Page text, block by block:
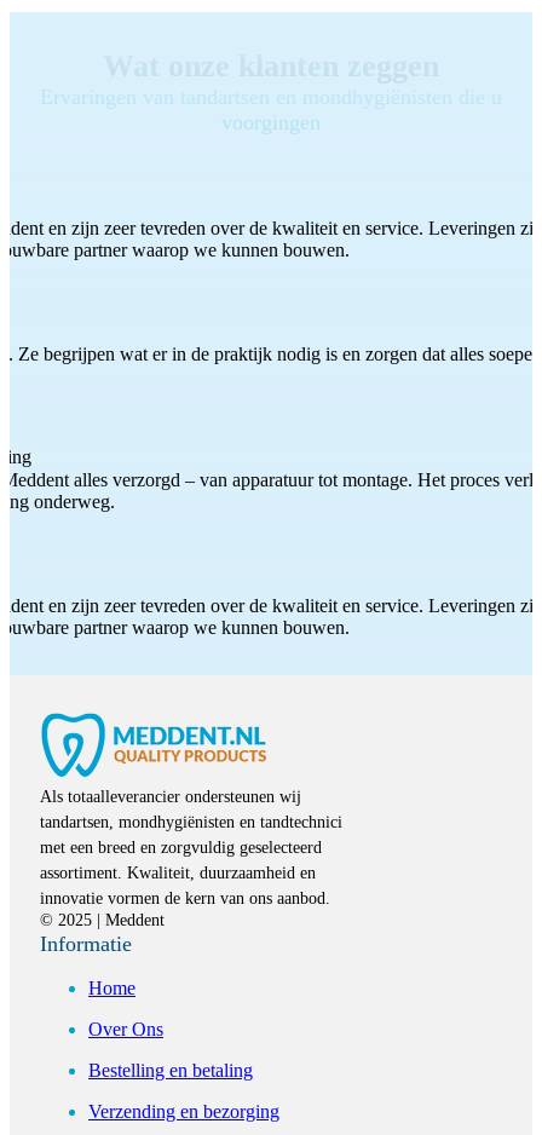
Ervaringen van tandartsen en mondhygiënisten die u
voorgingen
en zijn zeer tevreden over de kwaliteit en service. Leveringen
partner waarop we kunnen bouwen.
Ze begrijpen wat er in de praktijk nodig is en zorgen dat alles
alles verzorgd – van apparatuur tot montage. Het proces
onderweg.
en zijn zeer tevreden over de kwaliteit en service. Leveringen
partner waarop we kunnen bouwen.
Als totaalleverancier ondersteunen wij
tandartsen, mondhygiënisten en tandtechnici
met een breed en zorgvuldig geselecteerd
assortiment. Kwaliteit, duurzaamheid en
innovatie vormen de kern van ons aanbod.
© 2025 | Meddent
Informatie
Home
Over Ons
Bestelling en betaling
Verzending en bezorging